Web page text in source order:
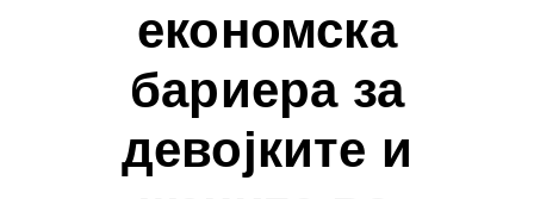
економска
бариера за
девојките и